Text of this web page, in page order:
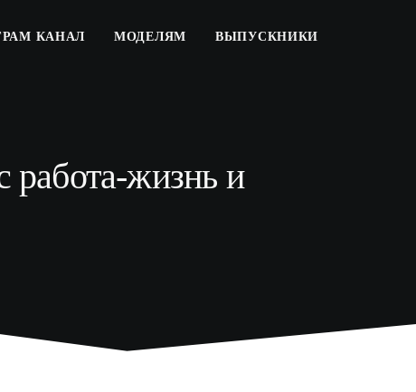
КАНАЛ МОДЕЛЯМ ВЫПУСКНИКИ
работа-жизнь и